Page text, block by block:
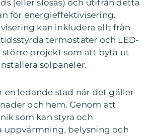
(eller slösas) och utifrån detta
för energieffektivisering.
kan inkludera allt från
termostater och LED-
projekt som att byta ut
solpaneler.
en ledande stad när det gäller
och hem. Genom att
som kan styra och
uppvärmning, belysning och